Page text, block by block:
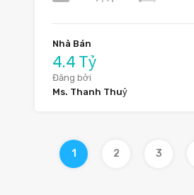
Nhà Bán
4.4 Tỷ
Đăng bởi
Ms. Thanh Thuỷ
1 2 3